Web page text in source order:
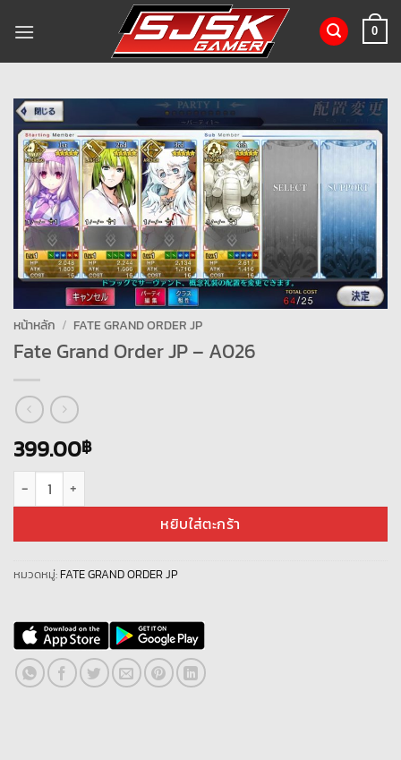
0
หน้าหลัก / FATE GRAND ORDER JP
Fate Grand Order JP – A026
399.00฿
จำนวน Fate Grand Order JP - A026 ชิ้น
หยิบใส่ตะกร้า
หมวดหมู่: FATE GRAND ORDER JP